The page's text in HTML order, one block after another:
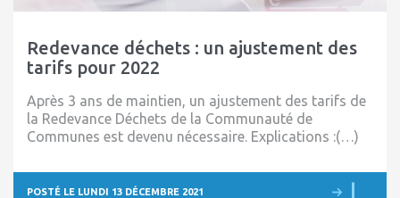
Redevance déchets : un ajustement des
tarifs pour 2022
Après 3 ans de maintien, un ajustement des tarifs de
la Redevance Déchets de la Communauté de
Communes est devenu nécessaire. Explications :(…)
POSTÉ LE LUNDI 13 DÉCEMBRE 2021